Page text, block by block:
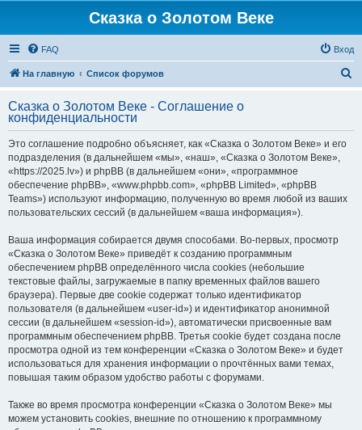
Сказка о Золотом Веке
FAQ Вход
На главную Список форумов
с
Сказка о Золотом Веке - Соглашение о
конфиденциальности
Это соглашение подробно объясняет, как «Сказка о Золотом Веке» и его
подразделения (в дальнейшем «мы», «наш», «Сказка о Золотом Веке»,
«https://2025.lv») и phpBB (в дальнейшем «они», «программное
обеспечение phpBB», «www.phpbb.com», «phpBB Limited», «phpBB
Teams») используют информацию, полученную во время любой из ваших
пользовательских сессий (в дальнейшем «ваша информация»).
Ваша информация собирается двумя способами. Во-первых, просмотр
«Сказка о Золотом Веке» приведёт к созданию программным
обеспечением phpBB определённого числа cookies (небольшие
текстовые файлы, загружаемые в папку временных файлов вашего
браузера). Первые две cookie содержат только идентификатор
пользователя (в дальнейшем «user-id») и идентификатор анонимной
сессии (в дальнейшем «session-id»), автоматически присвоенные вам
программным обеспечением phpBB. Третья cookie будет создана после
просмотра одной из тем конференции «Сказка о Золотом Веке» и будет
использоваться для хранения информации о прочтённых вами темах,
повышая таким образом удобство работы с форумами.
Также во время просмотра конференции «Сказка о Золотом Веке» мы
можем установить cookies, внешние по отношению к программному